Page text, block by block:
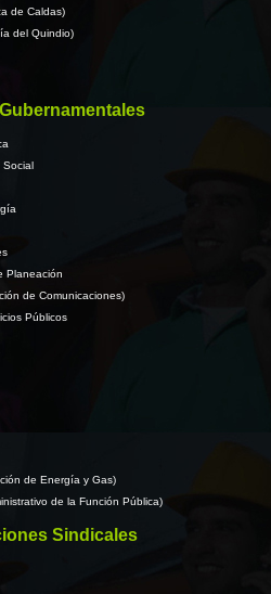
de Caldas)
del Quindio)
Social
Planeación
de Comunicaciones)
Públicos
de Energía y Gas)
de la Función Pública)
Sindicales